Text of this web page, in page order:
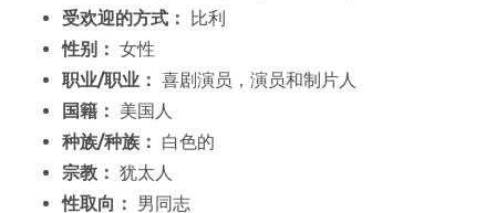
受欢迎的方式：
比利
性别： 女性
职业/职业： 喜剧演员，演员和制片人
国籍： 美国人
种族/种族： 白色的
宗教： 犹太人
性取向： 男同志